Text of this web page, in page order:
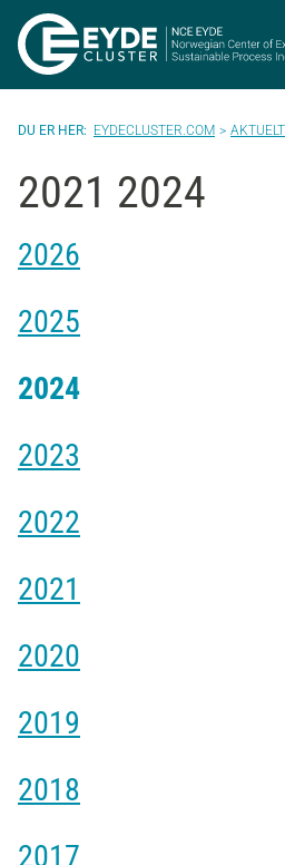
EYDECLUSTER.COM AKTUELT
2021 2024
2026
2025
2024
2023
2022
2021
2020
2019
2018
2017